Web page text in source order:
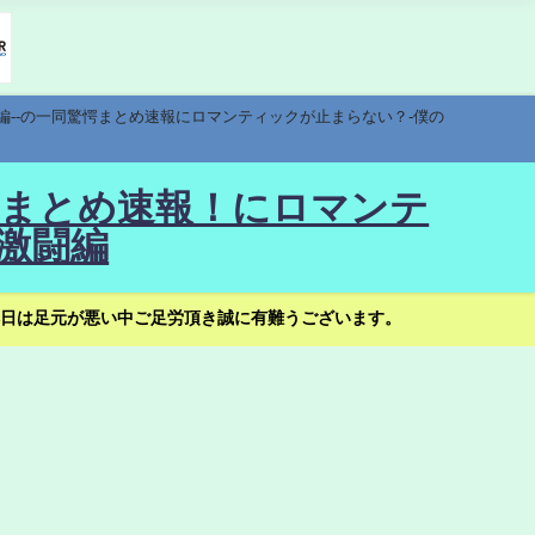
の一同驚愕まとめ速報にロマンティックが止まらない？-僕の
とめ速報！にロマンテ
闘編
足元が悪い中ご足労頂き誠に有難うございます。